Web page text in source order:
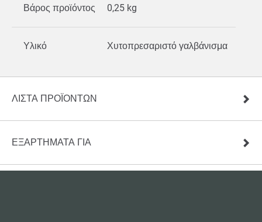
Βάρος προϊόντος 0,25 kg
Υλικό Χυτοπρεσαριστό γαλβάνισμα
ΛΊΣΤΑ ΠΡΟΪΌΝΤΩΝ
ΕΞΑΡΤΗΜΑΤΑ ΓΙΑ